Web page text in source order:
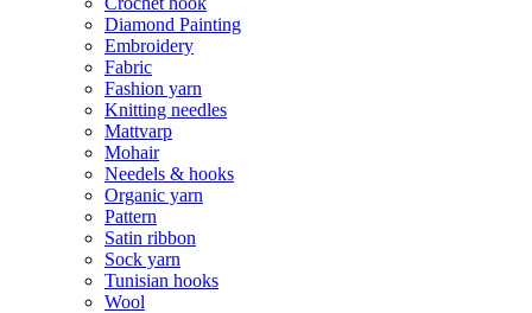
Diamond Painting
Embroidery
Fabric
Fashion yarn
Knitting needles
Mattvarp
Mohair
Needels & hooks
Organic yarn
Pattern
Satin ribbon
Sock yarn
Tunisian hooks
Wool